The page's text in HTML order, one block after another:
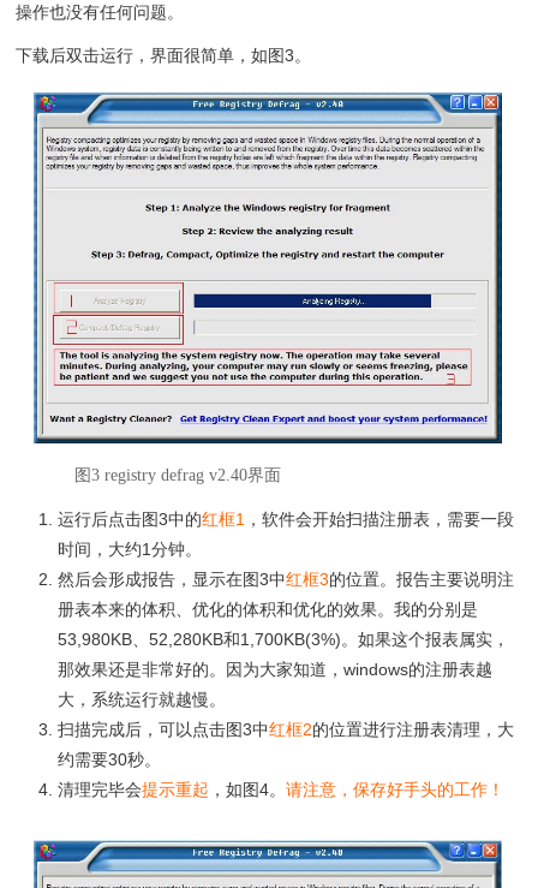
操作也没有任何问题。
下载后双击运行，界面很简单，如图3。
图3 registry defrag v2.40界面
运行后点击图3中的红框1 ，软件会开始扫描注册表，需要一段
时间，大约1分钟。
然后会形成报告，显示在图3中红框3的位置。报告主要说明注
册表本来的体积、优化的体积和优化的效果。我的分别是
53,980KB、52,280KB和1,700KB(3%)。如果这个报表属实，
那效果还是非常好的。因为大家知道，windows的注册表越
大，系统运行就越慢。
扫描完成后，可以点击图3中红框2的位置进行注册表清理，大
约需要30秒。
清理完毕会提示重起 ，如图4。请注意，保存好手头的工作！